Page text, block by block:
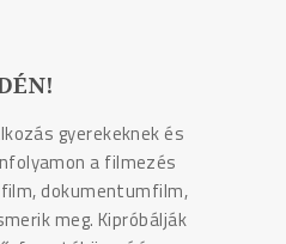
gyerekeknek és
a filmezés
dokumentumfilm,
meg. Kipróbálják